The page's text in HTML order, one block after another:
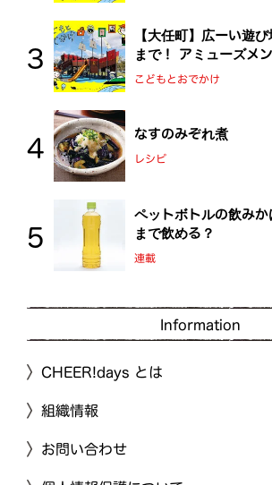
【大任町】広ーい遊
まで！ アミューズメ
おとう桜街道
こどもとおでかけ
なすのみぞれ煮
レシピ
ペットボトルの飲み
まで飲める？
連載
Information
CHEER!days とは
組織情報
お問い合わせ